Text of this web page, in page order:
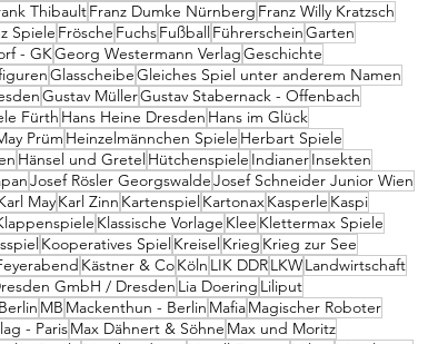
ThibaultFranz Dumke Nürnberg Franz Willy Kratzsch
Spiele Frösche FuchsFußballFührerscheinGarten
- GKGeorg Westermann VerlagGeschichte
GlasscheibeGleiches Spiel unter anderem Namen
Gustav MüllerGustav Stabernack - Offenbach
Fürth Hans Heine Dresden Hans im Glück
Prüm Heinzelmännchen Spiele Herbart Spiele
Hänsel und GretelHütchenspiele IndianerInsekten
Josef Rösler GeorgswaldeJosef Schneider Junior Wien
MayKarl Zinn KartenspielKartonaxKasperle Kaspi
Klassische Vorlage Klee Klettermax Spiele
Kooperatives SpielKreiselKrieg Krieg zur See
Kästner & CoKöln LIK DDRLKWLandwirtschaft
GmbH / Dresden Lia Doering Liliput
MB Mackenthun - Berlin MafiaMagischer Roboter
- ParisMax Dähnert & Söhne Max und Moritz